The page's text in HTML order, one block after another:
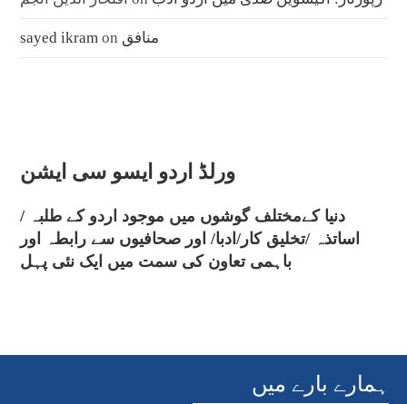
sayed ikram on منافق
ورلڈ اردو ایسو سی ایشن
دنیا کےمختلف گوشوں میں موجود اردو کے طلبہ /
اساتذہ /تخلیق کار/ادبا/ اور صحافیوں سے رابطہ اور
باہمی تعاون کی سمت میں ایک نئی پہل
ہمارے بارے میں